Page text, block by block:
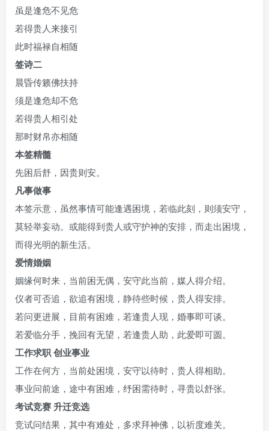
虽是逢危不见危
若得贵人来接引
此时福禄自相随
签诗二
晨昏传籁佛扶持
须是逢危却不危
若得贵人相引处
那时财帛亦相随
本签精髓
先困后舒，因贵则安。
凡事做事
本签示意，虽然事情可能逢遇困境，若临此刻，则须安守，
莫轻举妄动。或能得到贵人或守护神的安排，而走出困境，
而得光明的新生活。
爱情婚姻
姻缘何时来，当前困无偶，安守此当前，媒人得介绍。
仪者可否追，欲追有困境，静待些时候，贵人得安排。
若问更进展，目前有困难，若逢贵人现，婚事即可谈。
若爱临分手，挽回有无望，若逢贵人助，此爱即可圆。
工作求职 创业事业
工作在何方，当前处困境，安守以待时，贵人得相助。
事业问前途，途中有困难，纾困需待时，寻贵以舒张。
考试竞赛 升迁竞选
竞试问结果，其中有难处，多求拜神佛，以祈度难关。